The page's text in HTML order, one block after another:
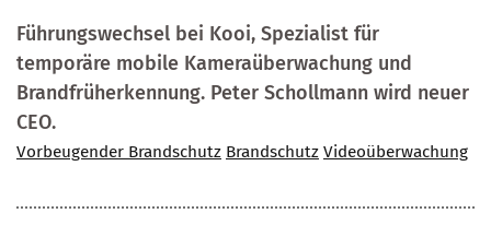
Führungswechsel bei Kooi, Spezialist für
temporäre mobile Kameraüberwachung und
Brandfrüherkennung. Peter Schollmann wird neuer
CEO.
Vorbeugender Brandschutz Brandschutz Videoüberwachung